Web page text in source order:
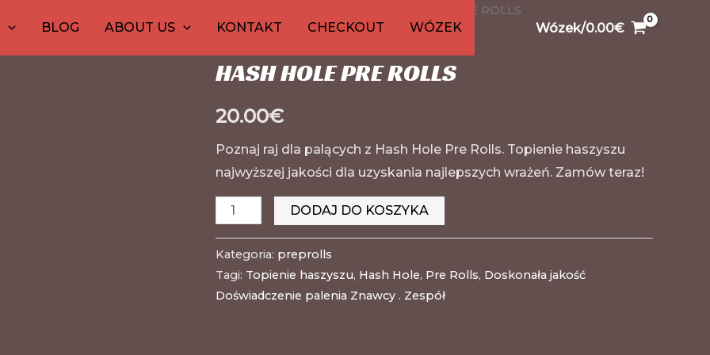
BLOG ABOUT US KONTAKT CHECKOUT WÓZEK Wózek/0.00€
/ HASH HOLE PRE ROLLS
HASH HOLE PRE ROLLS
20.00€
Poznaj raj dla palących z Hash Hole Pre Rolls. Topienie haszyszu
najwyższej jakości dla uzyskania najlepszych wrażeń. Zamów teraz!
HASH
HOLE
PRE
DODAJ DO KOSZYKA
Kategoria: preprolls
Tagi: Topienie haszyszu, Hash Hole, Pre Rolls, Doskonała jakość
Doświadczenie palenia Znawcy . Zespół
produktówproduktów
produkt
produkt
produkt
produktówproduktów
produktów
produktów
produktówproduktów
produktów
produktów
produktów
produktów
produktów
produktów